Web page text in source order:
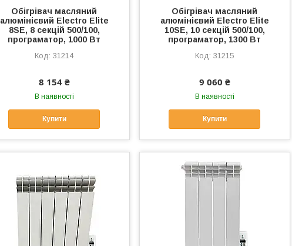
Обігрівач масляний
алюмінієвий Electro Elite
8SE, 8 секцій 500/100,
програматор, 1000 Вт
31214
8 154 ₴
В наявності
Купити
Обігрівач масляний
алюмінієвий Electro Elite
10SE, 10 секцій 500/100,
програматор, 1300 Вт
31215
9 060 ₴
В наявності
Купити